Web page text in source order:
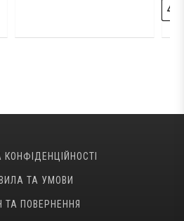
КОНФІДЕНЦІЙНОСТІ
ТА УМОВИ
ТА ПОВЕРНЕННЯ